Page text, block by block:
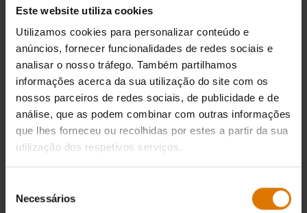
Este website utiliza cookies
Utilizamos cookies para personalizar conteúdo e
anúncios, fornecer funcionalidades de redes sociais e
analisar o nosso tráfego. Também partilhamos
informações acerca da sua utilização do site com os
nossos parceiros de redes sociais, de publicidade e de
análise, que as podem combinar com outras informações
que lhes forneceu ou recolhidas por estes a partir da sua
utilização dos respetivos serviços.
Necessários
Preparação
Acessórios
recomendados
Caixa para
defumar
Ver
iGrill Mini
Ver